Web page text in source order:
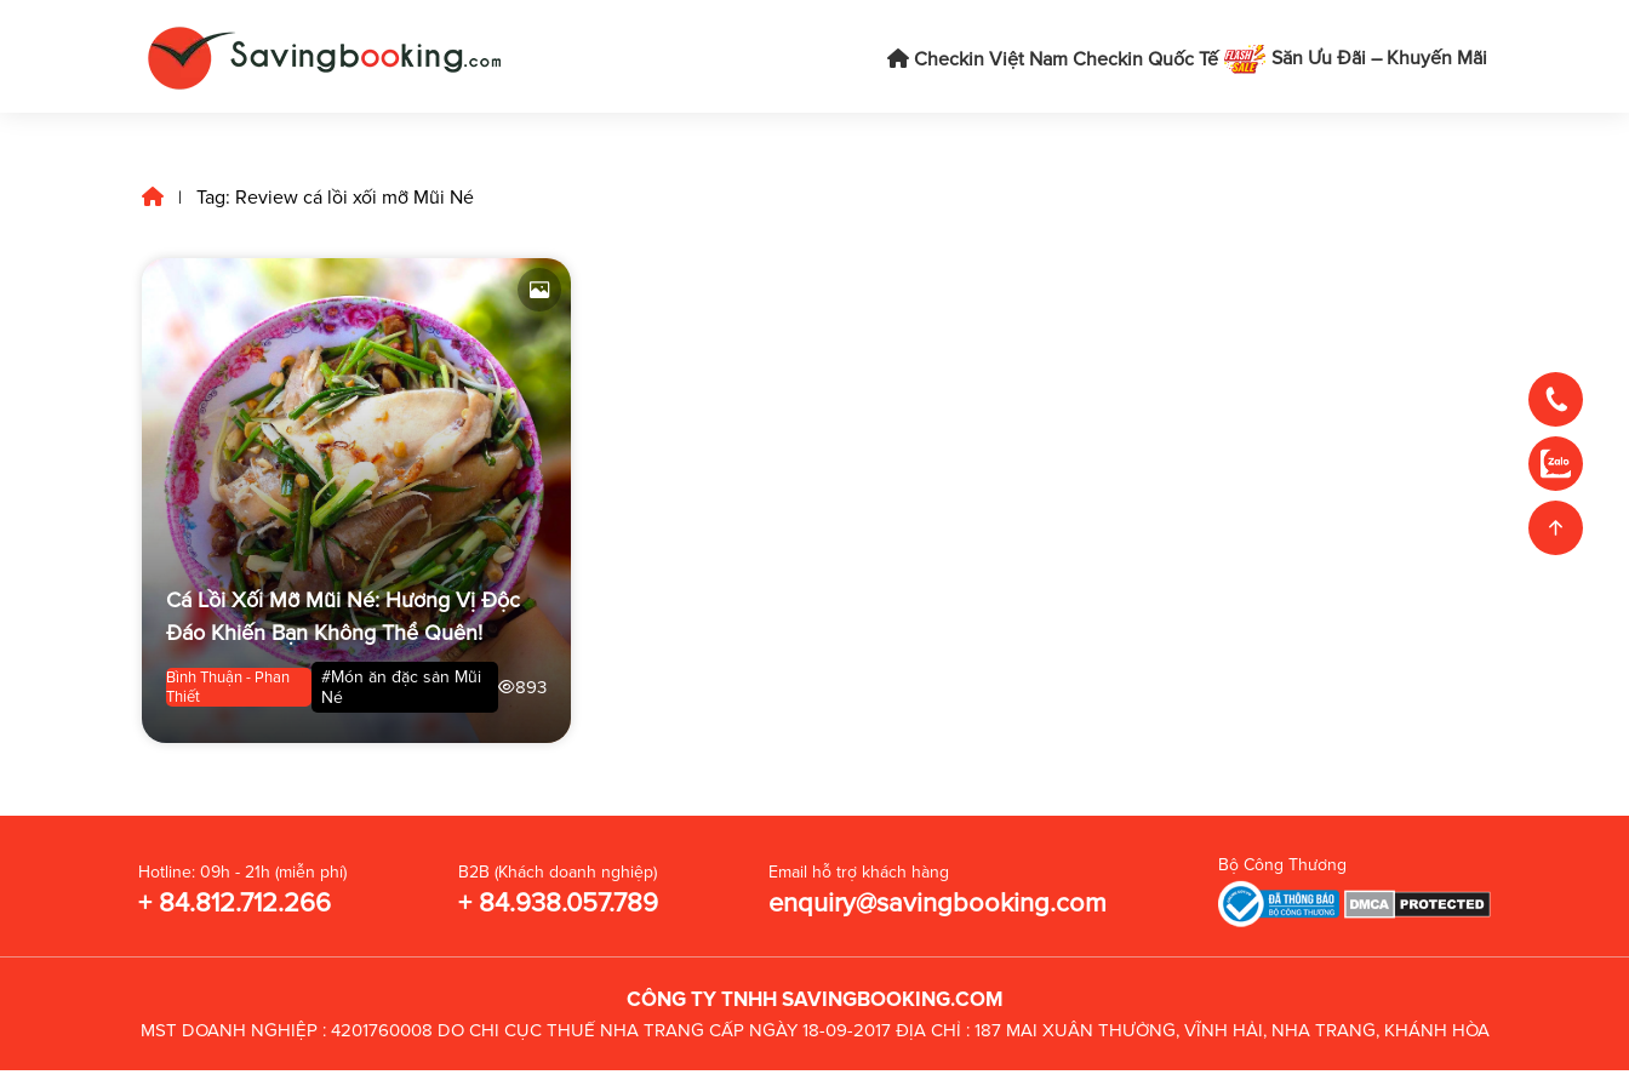
Checkin Việt Nam Checkin Quốc Tế Săn Ưu Đãi – Khuyến Mãi
| Tag: Review cá lồi xối mỡ Mũi Né
Cá Lồi Xối Mỡ Mũi Né: Hương Vị Độc
Đáo Khiến Bạn Không Thể Quên!
Bình Thuận - Phan
Thiết
#Món ăn đặc sản Mũi
Né
893
Hotline: 09h - 21h (miễn phí)
+ 84.812.712.266
B2B (Khách doanh nghiệp)
+ 84.938.057.789
Email hỗ trợ khách hàng
enquiry@savingbooking.com
Bộ Công Thương
CÔNG TY TNHH SAVINGBOOKING.COM
MST DOANH NGHIỆP : 4201760008 DO CHI CỤC THUẾ NHA TRANG CẤP NGÀY 18-09-2017 ĐỊA CHỈ : 187 MAI XUÂN THƯỞNG, VĨNH HẢI, NHA TRANG, KHÁNH HÒA